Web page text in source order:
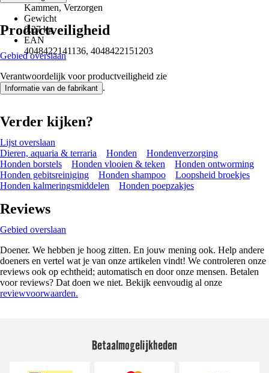
Kammen, Verzorgen
Gewicht
0,27 kg
EAN
4048422141136, 4048422151203
Productveiligheid
Gebied overslaan
Verantwoordelijk voor productveiligheid zie
Informatie van de fabrikant .
Verder kijken?
Lijst overslaan
Dieren, aquaria & terraria
Honden
Hondenverzorging
Honden borstels
Honden vlooien & teken
Honden ontworming
Honden gebitsreiniging
Honden shampoo
Loopsheid broekjes
Honden kalmeringsmiddelen
Honden poepzakjes
Reviews
Gebied overslaan
Doener. We hebben je hoog zitten. En jouw mening ook. Help andere
doeners en vertel wat je van onze artikelen vindt! We controleren onze
reviews ook op echtheid; automatisch en door onze mensen. Betalen
voor reviews? Dat doen we niet. Bekijk eenvoudig al onze
reviewvoorwaarden.
Betaalmogelijkheden